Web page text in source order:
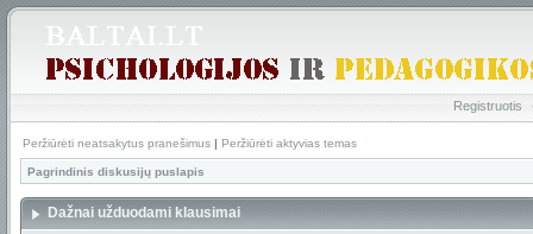
Registruotis
Peržiūrėti neatsakytus pranešimus | Peržiūrėti aktyvias temas
Pagrindinis diskusijų puslapis
Dažnai užduodami klausimai